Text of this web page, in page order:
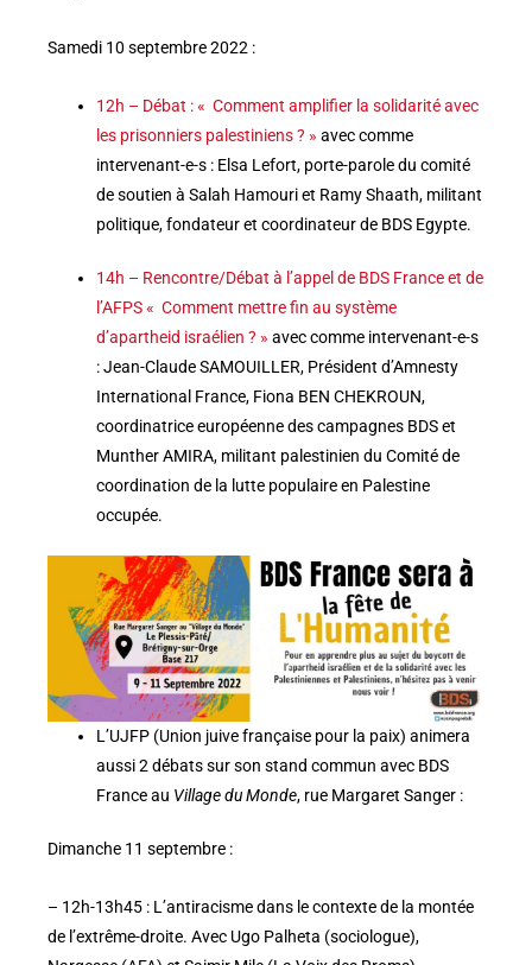
Samedi 10 septembre 2022 :
12h – Débat : « Comment amplifier la solidarité avec
les prisonniers palestiniens ? » avec comme
intervenant-e-s : Elsa Lefort, porte-parole du comité
de soutien à Salah Hamouri et Ramy Shaath, militant
politique, fondateur et coordinateur de BDS Egypte.
14h – Rencontre/Débat à l’appel de BDS France et de
l’AFPS« Comment mettre fin au système
d’apartheid israélien ? » avec comme intervenant-e-s
: Jean-Claude SAMOUILLER, Président d’Amnesty
International France, Fiona BEN CHEKROUN,
coordinatrice européenne des campagnes BDS et
Munther AMIRA, militant palestinien du Comité de
coordination de la lutte populaire en Palestine
occupée.
L’UJFP (Union juive française pour la paix) animera
aussi 2 débats sur son stand commun avec BDS
France au Village du Monde, rue Margaret Sanger :
Dimanche 11 septembre :
– 12h-13h45 : L’antiracisme dans le contexte de la montée
de l’extrême-droite. Avec Ugo Palheta (sociologue),